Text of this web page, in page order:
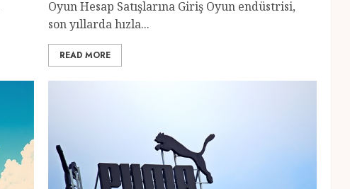
Oyun Hesap Satışlarına Giriş Oyun endüstrisi,
son yıllarda hızla...
READ MORE